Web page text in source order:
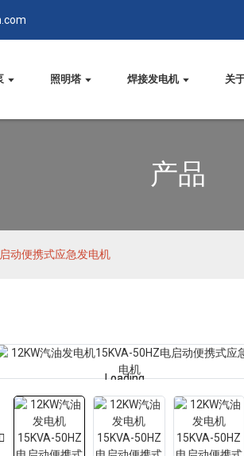
照明塔 焊接发电机 关
产品
动便携式应急发电机
Loading...
Loading...